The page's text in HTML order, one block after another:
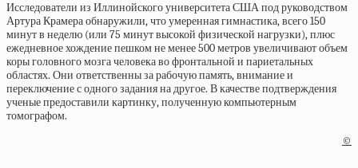
Исследователи из Иллинойского университета США под руководством
Артура Крамера обнаружили, что умеренная гимнастика, всего 150
минут в неделю (или 75 минут высокой физической нагрузки), плюс
ежедневное хождение пешком не менее 500 метров увеличивают объем
коры головного мозга человека во фронтальной и париетальных
областях. Они ответственны за рабочую память, внимание и
переключение с одного задания на другое. В качестве подтверждения
ученые предоставили картинку, полученную компьютерным
томографом.
©